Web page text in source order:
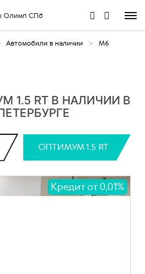
Олимп СПб
Автомобили в наличии
M6
1.5 RT В НАЛИЧИИ В
ОПТИМУМ 1.5 RT
Кредит от 0,01%